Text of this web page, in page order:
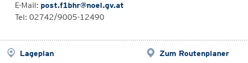
E-Mail: post.f1bhr@noel.gv.at
Tel: 02742/9005-12490
Lageplan Zum Routenplaner